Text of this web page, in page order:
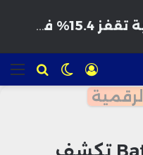
للبحث الوضع
المظلم
تسجيل
الدخول
تسريبات Battlefield 6 تكشف